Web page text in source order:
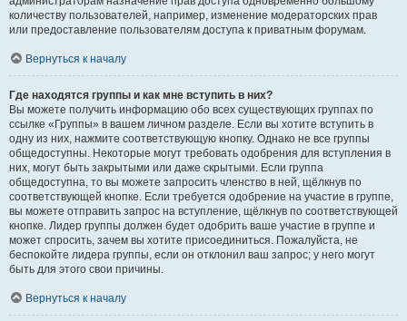
количеству пользователей, например, изменение модераторских прав
или предоставление пользователям доступа к приватным форумам.
Вернуться к началу
Где находятся группы и как мне вступить в них?
Вы можете получить информацию обо всех существующих группах по
ссылке «Группы» в вашем личном разделе. Если вы хотите вступить в
одну из них, нажмите соответствующую кнопку. Однако не все группы
общедоступны. Некоторые могут требовать одобрения для вступления в
них, могут быть закрытыми или даже скрытыми. Если группа
общедоступна, то вы можете запросить членство в ней, щёлкнув по
соответствующей кнопке. Если требуется одобрение на участие в группе,
вы можете отправить запрос на вступление, щёлкнув по соответствующей
кнопке. Лидер группы должен будет одобрить ваше участие в группе и
может спросить, зачем вы хотите присоединиться. Пожалуйста, не
беспокойте лидера группы, если он отклонил ваш запрос; у него могут
быть для этого свои причины.
Вернуться к началу